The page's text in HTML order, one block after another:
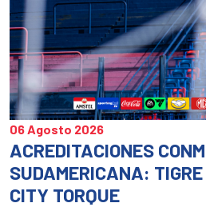
06 Agosto 2026
ACREDITACIONES
SUDAMERICANA:
CITY TORQUE